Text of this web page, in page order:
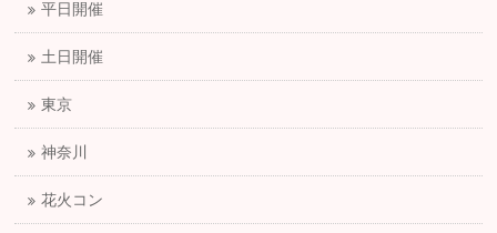
平日開催
土日開催
東京
神奈川
花火コン